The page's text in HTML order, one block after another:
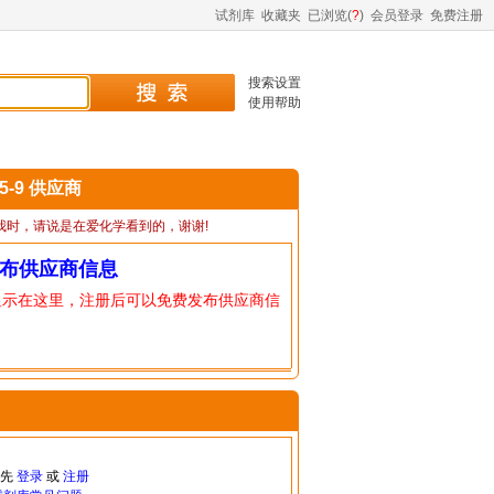
试剂库 收藏夹 已浏览(?) 会员登录 免费注册
搜索设置
使用帮助
9 供应商
时，请说是在爱化学看到的，谢谢!
供应商信息
在这里，注册后可以免费发布供应商信
登录或 注册